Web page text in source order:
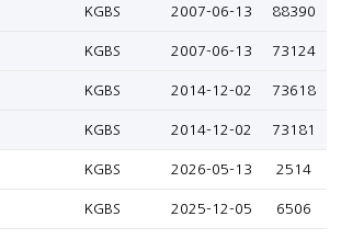
KGBS 2007-06-13 88390
KGBS 2007-06-13 73124
KGBS 2014-12-02 73618
KGBS 2014-12-02 73181
KGBS 2026-05-13 2514
KGBS 2025-12-05 6506